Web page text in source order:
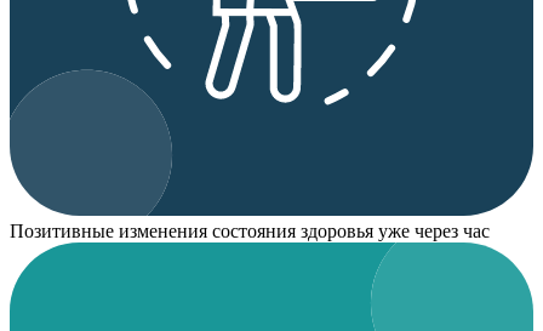
Позитивные изменения состояния здоровья уже через час